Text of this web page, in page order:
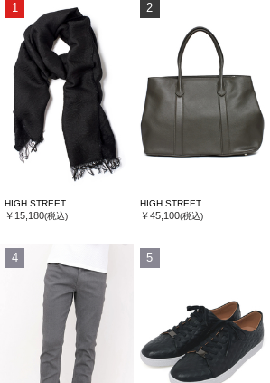
1
HIGH STREET
￥15,180(税込)
2
HIGH STREET
￥45,100(税込)
4 5